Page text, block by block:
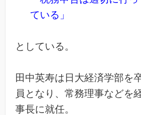
ている」
としている。
田中英寿は日大経済学部を
員となり、常務理事などを
事長に就任。